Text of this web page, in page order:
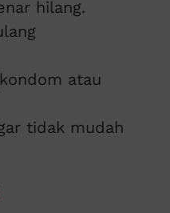
hilang.
atau
tidak mudah